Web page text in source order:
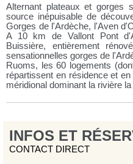
Alternant plateaux et gorges
source inépuisable de
Gorges de l'Ardèche, l'Aven
A 10 km de Vallont Pont
Buissière, entièrement
sensationnelles gorges de
Ruoms, les 60 logements
répartissent en résidence et
méridional dominant la rivière
INFOS ET
CONTACT DIRECT